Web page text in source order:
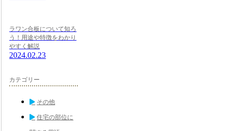
ラワン合板について知ろ
う！用途や特徴をわかり
やすく解説
2024.02.23
カテゴリー
その他
住宅の部位に